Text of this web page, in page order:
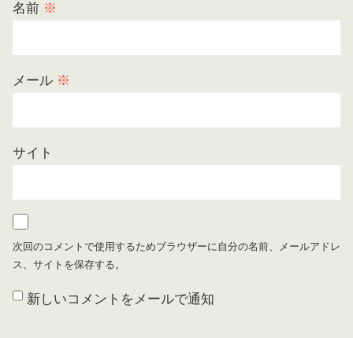
名前 ※
メール ※
サイト
次回のコメントで使用するためブラウザーに自分の名前、メールアドレ
ス、サイトを保存する。
新しいコメントをメールで通知